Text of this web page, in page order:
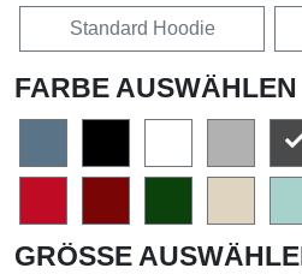
Standard Hoodie
FARBE AUSWÄHLEN
GRÖSSE AUSWÄHLEN